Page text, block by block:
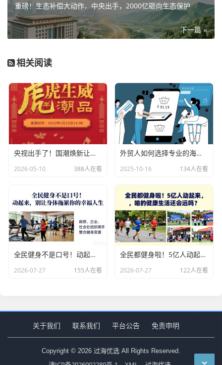
重磅！生态补偿大动作，中央出手，2000亿砸向生态保护
下一篇 »
相关阅读
央视出手了！国潮焕新让非遗炸场，这才是文化强国该有的排面
2026-05-10 388人在看
外贸人如何选择专业的海关数据公司？
2025-10-16 134人在看
全民健身不是口号！动起来，别让身体拖累你的幸福人生
2026-07-27 155人在看
全民都健身啦！5亿人动起来，咱的健康生活还会远吗？
2026-07-27 122人在看
关于我们 联系我们 平台公告 免责申明
Copyright © 2026 过海优选 All Rights Reserved.